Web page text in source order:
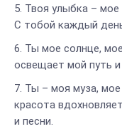
Твоя улыбка – мое
С тобой каждый
Ты мое солнце,
освещает мой путь
Ты – моя муза,
красота
и песни.